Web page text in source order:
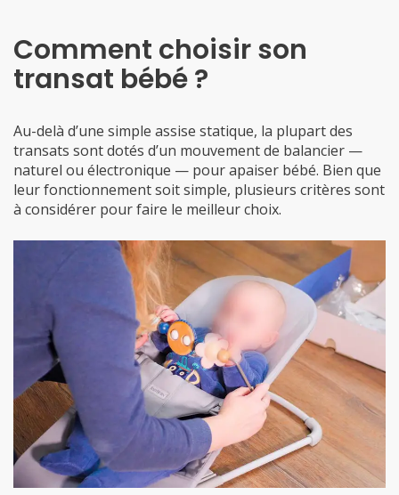
Comment choisir son
transat bébé ?
Au-delà d’une simple assise statique, la plupart des
transats sont dotés d’un mouvement de balancier —
naturel ou électronique — pour apaiser bébé. Bien que
leur fonctionnement soit simple, plusieurs critères sont
à considérer pour faire le meilleur choix.